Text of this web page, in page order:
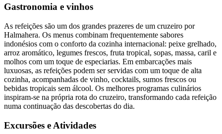
Gastronomia e vinhos
As refeições são um dos grandes prazeres de um cruzeiro por
Halmahera. Os menus combinam frequentemente sabores
indonésios com o conforto da cozinha internacional: peixe grelhado,
arroz aromático, legumes frescos, fruta tropical, sopas, massa, caril e
molhos com um toque de especiarias. Em embarcações mais
luxuosas, as refeições podem ser servidas com um toque de alta
cozinha, acompanhadas de vinho, cocktails, sumos frescos ou
bebidas tropicais sem álcool. Os melhores programas culinários
inspiram-se na própria rota do cruzeiro, transformando cada refeição
numa continuação das descobertas do dia.
Excursões e Atividades